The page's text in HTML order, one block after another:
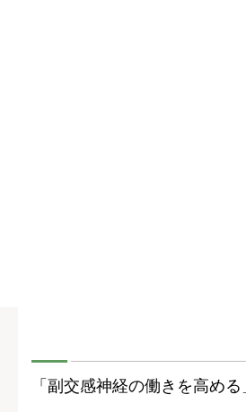
「副交感神経の働きを高め